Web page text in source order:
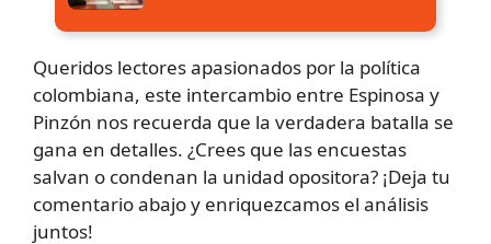
Queridos lectores apasionados por la política
colombiana, este intercambio entre Espinosa y
Pinzón nos recuerda que la verdadera batalla se
gana en detalles. ¿Crees que las encuestas
salvan o condenan la unidad opositora? ¡Deja tu
comentario abajo y enriquezcamos el análisis
juntos!